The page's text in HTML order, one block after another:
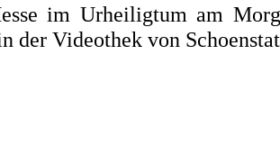
im Urheiligtum am
der Videothek von